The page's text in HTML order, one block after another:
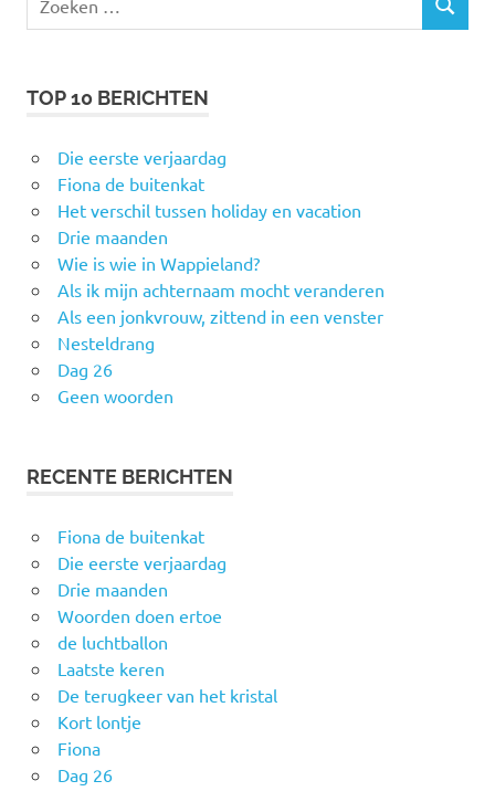
naar:
ZOEKEN
TOP 10 BERICHTEN
Die eerste verjaardag
Fiona de buitenkat
Het verschil tussen holiday en vacation
Drie maanden
Wie is wie in Wappieland?
Als ik mijn achternaam mocht veranderen
Als een jonkvrouw, zittend in een venster
Nesteldrang
Dag 26
Geen woorden
RECENTE BERICHTEN
Fiona de buitenkat
Die eerste verjaardag
Drie maanden
Woorden doen ertoe
de luchtballon
Laatste keren
De terugkeer van het kristal
Kort lontje
Fiona
Dag 26